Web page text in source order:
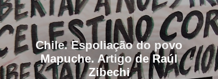
Chile. Espoliação do povo
Mapuche. Artigo de Raúl
Zibechi